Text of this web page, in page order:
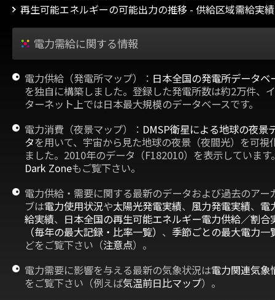
再生可能エネルギーの可能出力の推移 - 供給区域需給実績
電力需給に関する情報
電力供給（発電所マップ）： 日本全国の発電所データベ
を独自に構築しました。登録した発電所数は約2万件、
ターネット上では日本最大規模のデータベースです。
電力消費（夜景マップ）： DMSP衛星による地球の夜景
タを用いて、宇宙から見た地球の夜景（夜間光）を可視
ました。2010年のデータ（F182010）を表示しています
Dark Zoneもご覧下さい。
電力供給・需要に関する最新のデータおよび過去のアー
ブは電力使用状況や太陽光発電実績、 風力発電実績、 電
給実績、 日本全国の再生可能エネルギー電力供給／割合
（毎年の最大記録・比率一覧） 、 季節ごとの最大電力一
どをご覧下さい（注意点）。
電力需要に影響を与える最新の気象状況は電力関連気象
をご覧下さい（例えば気温前日比マップ）。